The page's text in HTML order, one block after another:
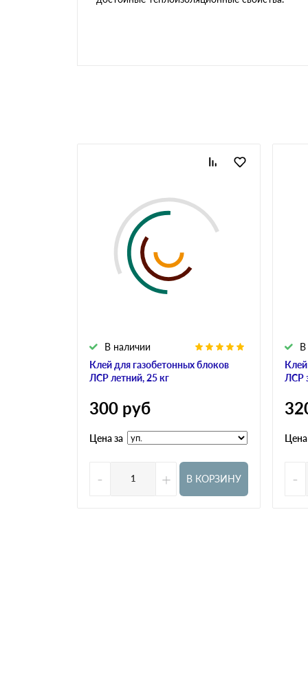
Клей для газобетона
Инструменты для
газобетона
Клей для газобетонных блоков
ЛСР летний, 25 кг
В наличии
300 руб
Цена за
- + В КОРЗИНУ
ЛСР
В
Цена
-